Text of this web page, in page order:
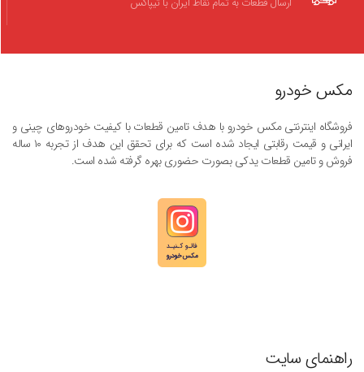
مکس خودرو
فروشگاه اینترنتی مکس خودرو با هدف تامین قطعات با کیفیت خودروهای چینی و
ایرانی و قیمت رقابتی ایجاد شده است که برای تحقق این هدف از تجربه ۱۰ ساله
فروش و تامین قطعات یدکی بصورت حضوری بهره گرفته شده است.
راهنمای سایت